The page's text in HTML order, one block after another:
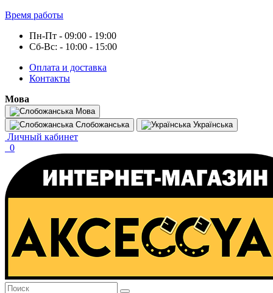
Время работы
Пн-Пт - 09:00 - 19:00
Сб-Вс: - 10:00 - 15:00
Оплата и доставка
Контакты
Мова
Мова
Слобожанська
Українська
Личный кабинет
0